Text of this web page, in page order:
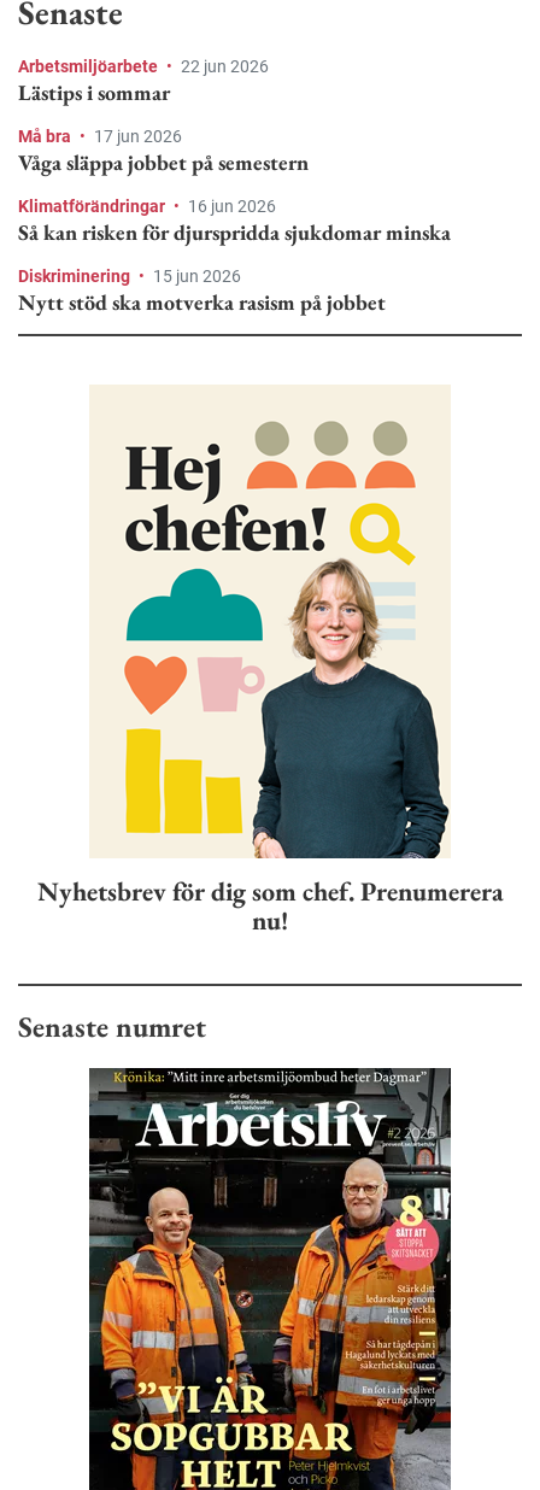
Senaste
Arbetsmiljöarbete • 22 jun 2026
Lästips i sommar
Må bra • 17 jun 2026
Våga släppa jobbet på semestern
Klimatförändringar • 16 jun 2026
Så kan risken för djurspridda sjukdomar minska
Diskriminering • 15 jun 2026
Nytt stöd ska motverka rasism på jobbet
Nyhetsbrev för dig som chef. Prenumerera
nu!
Senaste numret